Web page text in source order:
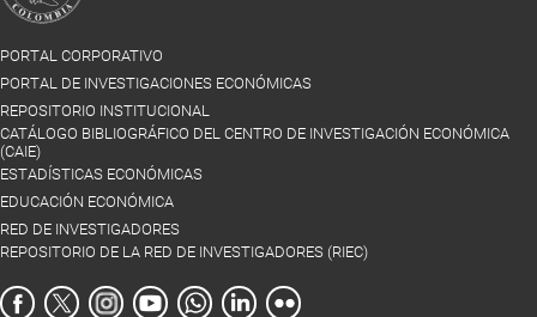
PORTAL CORPORATIVO
PORTAL DE INVESTIGACIONES ECONÓMICAS
REPOSITORIO INSTITUCIONAL
CATÁLOGO BIBLIOGRÁFICO DEL CENTRO DE INVESTIGACIÓN ECONÓMICA
(CAIE)
ESTADÍSTICAS ECONÓMICAS
EDUCACIÓN ECONÓMICA
RED DE INVESTIGADORES
REPOSITORIO DE LA RED DE INVESTIGADORES (RIEC)